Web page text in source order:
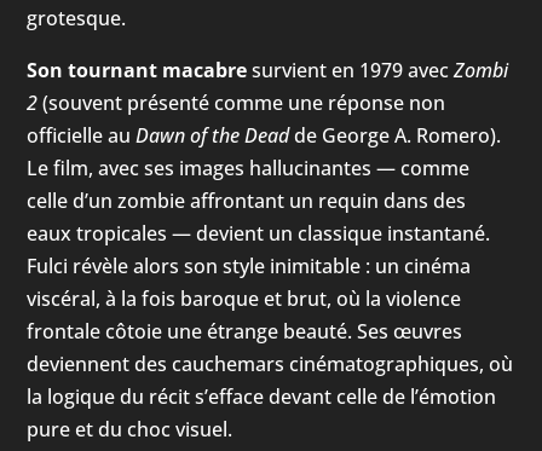
grotesque.
Son tournant macabresurvient en 1979 avecZombi
2(souvent présenté comme une réponse non
officielle auDawn of the Deadde George A. Romero).
Le film, avec ses images hallucinantes — comme
celle d’un zombie affrontant un requin dans des
eaux tropicales — devient un classique instantané.
Fulci révèle alors son style inimitable : un cinéma
viscéral, à la fois baroque et brut, où la violence
frontale côtoie une étrange beauté. Ses œuvres
deviennent des cauchemars cinématographiques, où
la logique du récit s’efface devant celle de l’émotion
pure et du choc visuel.